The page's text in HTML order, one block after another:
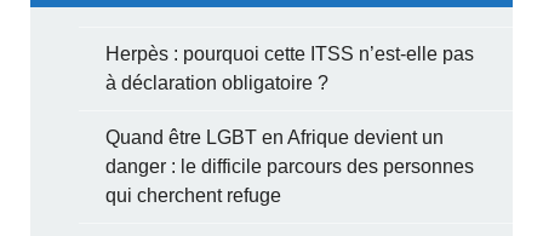
Herpès : pourquoi cette ITSS n’est-elle pas
à déclaration obligatoire ?
Quand être LGBT en Afrique devient un
danger : le difficile parcours des personnes
qui cherchent refuge